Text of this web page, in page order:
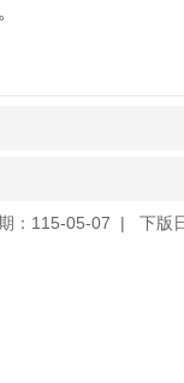
：115-05-07 下版